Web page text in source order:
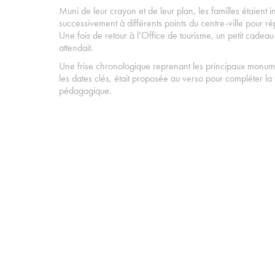
Muni de leur crayon et de leur plan, les familles étaient
successivement à différents points du centre-ville pour
Une fois de retour à l’Office de tourisme, un petit
attendait.
Une frise chronologique reprenant les principaux
les dates clés, était proposée au verso pour compléter
pédagogique.